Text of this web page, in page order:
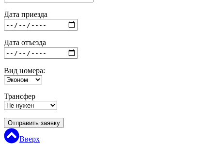
Дата приезда
Дата отъезда
Вид номера:
Трансфер
Отправить заявку
Вверх